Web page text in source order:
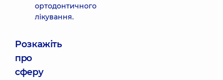
ортодонтичного
лікування.
Розкажіть
про
сферу